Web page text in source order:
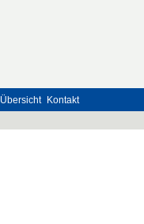
Übersicht Kontakt